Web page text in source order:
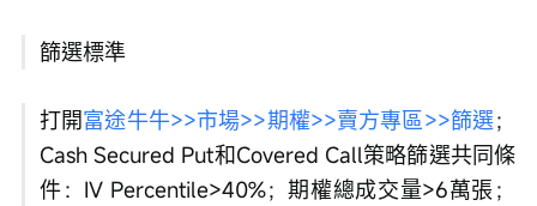
篩選標準
打開富途牛牛>>市場>>期權>>賣方專區>>篩選；
Cash Secured Put和Covered Call策略篩選共同條
件：IV Percentile>40%；期權總成交量>6萬張；